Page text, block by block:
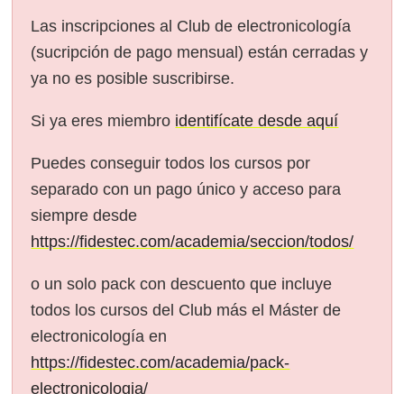
Las inscripciones al Club de electronicología
(sucripción de pago mensual) están cerradas y
ya no es posible suscribirse.
Si ya eres miembro identifícate desde aquí
Puedes conseguir todos los cursos por
separado con un pago único y acceso para
siempre desde
https://fidestec.com/academia/seccion/todos/
o un solo pack con descuento que incluye
todos los cursos del Club más el Máster de
electronicología en
https://fidestec.com/academia/pack-
electronicologia/